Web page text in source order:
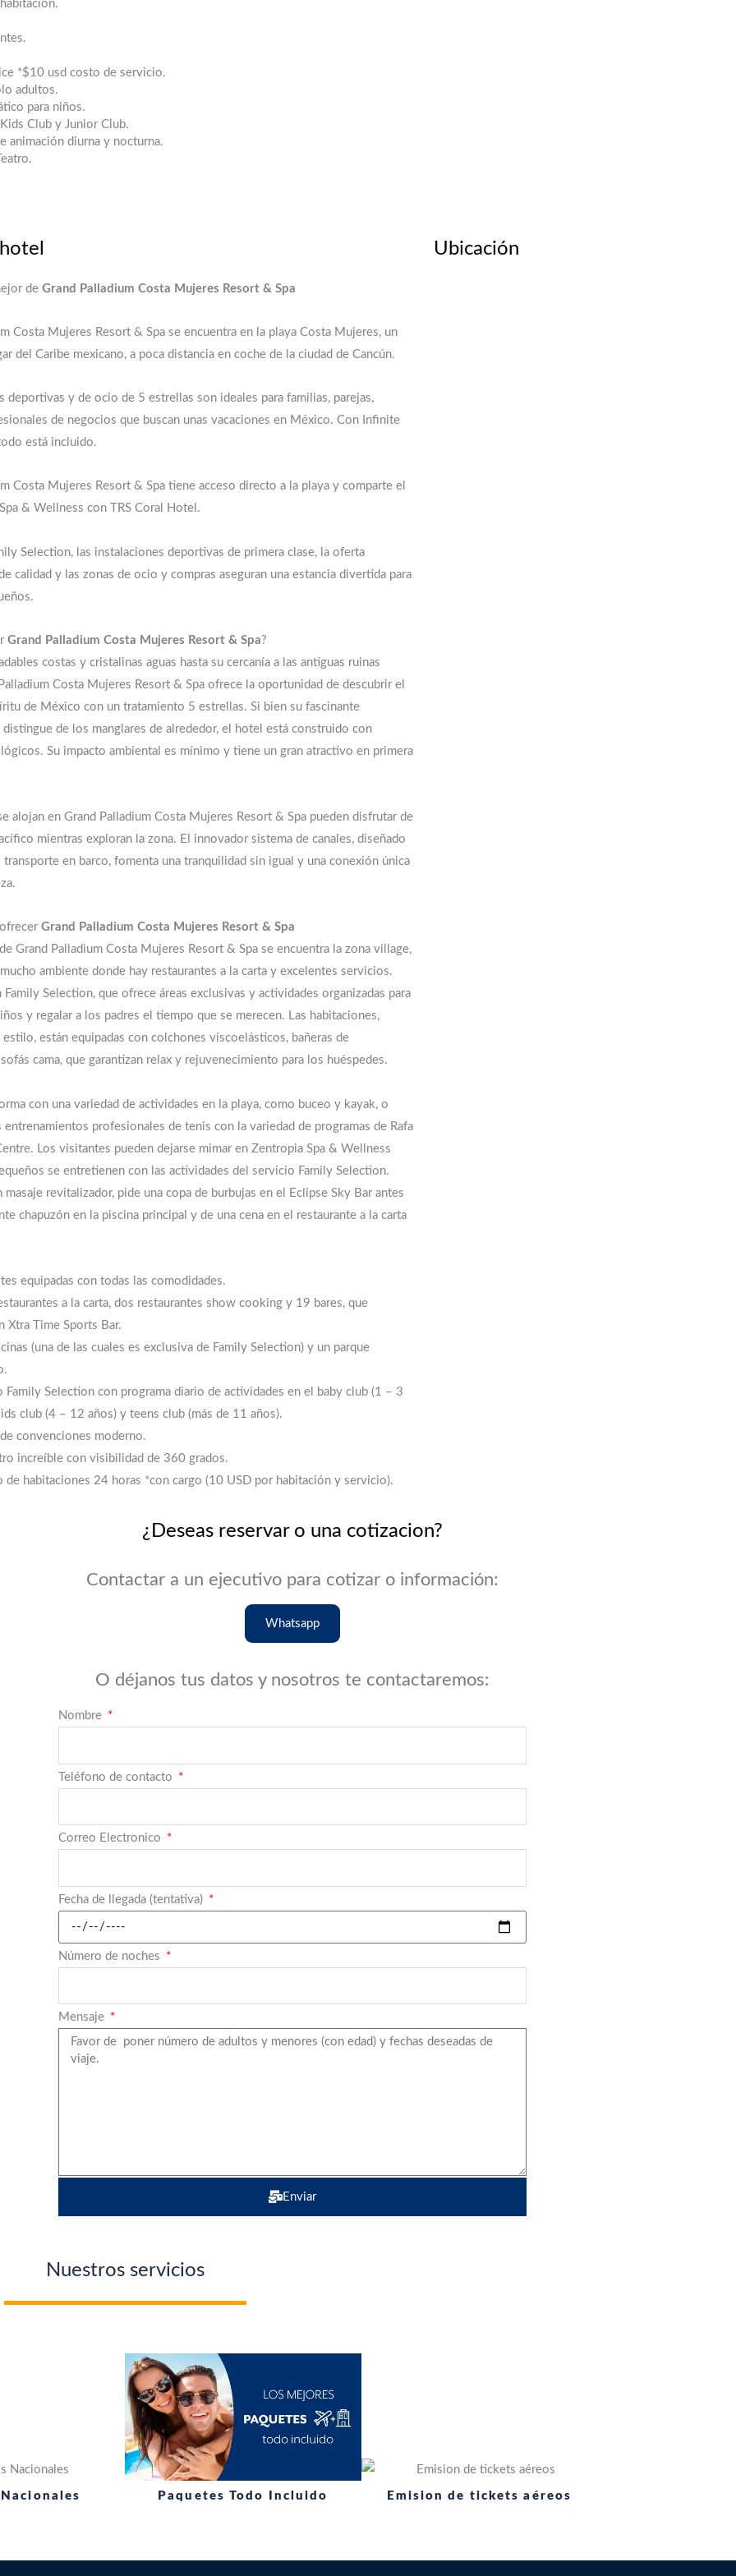
*$10 usd costo de servicio.
adultos.
para niños.
Club y Junior Club.
animación diurna y nocturna.
de Grand Palladium Costa Mujeres Resort & Spa
Costa Mujeres Resort & Spa se encuentra en la playa Costa Mujeres, un
del Caribe mexicano, a poca distancia en coche de la ciudad de Cancún.
deportivas y de ocio de 5 estrellas son ideales para familias, parejas,
de negocios que buscan unas vacaciones en México. Con Infinite
está incluido.
Costa Mujeres Resort & Spa tiene acceso directo a la playa y comparte el
& Wellness con TRS Coral Hotel.
Selection, las instalaciones deportivas de primera clase, la oferta
calidad y las zonas de ocio y compras aseguran una estancia divertida para
Grand Palladium Costa Mujeres Resort & Spa?
costas y cristalinas aguas hasta su cercanía a las antiguas ruinas
Costa Mujeres Resort & Spa ofrece la oportunidad de descubrir el
de México con un tratamiento 5 estrellas. Si bien su fascinante
de los manglares de alrededor, el hotel está construido con
Su impacto ambiental es mínimo y tiene un gran atractivo en primera
alojan en Grand Palladium Costa Mujeres Resort & Spa pueden disfrutar de
mientras exploran la zona. El innovador sistema de canales, diseñado
transporte en barco, fomenta una tranquilidad sin igual y una conexión única
Grand Palladium Costa Mujeres Resort & Spa
Grand Palladium Costa Mujeres Resort & Spa se encuentra la zona village,
ambiente donde hay restaurantes a la carta y excelentes servicios.
Family Selection, que ofrece áreas exclusivas y actividades organizadas para
y regalar a los padres el tiempo que se merecen. Las habitaciones,
estilo, están equipadas con colchones viscoelásticos, bañeras de
cama, que garantizan relax y rejuvenecimiento para los huéspedes.
con una variedad de actividades en la playa, como buceo y kayak, o
entrenamientos profesionales de tenis con la variedad de programas de Rafa
Los visitantes pueden dejarse mimar en Zentropia Spa & Wellness
se entretienen con las actividades del servicio Family Selection.
masaje revitalizador, pide una copa de burbujas en el Eclipse Sky Bar antes
chapuzón en la piscina principal y de una cena en el restaurante a la carta
equipadas con todas las comodidades.
a la carta, dos restaurantes show cooking y 19 bares, que
Xtra Time Sports Bar.
(una de las cuales es exclusiva de Family Selection) y un parque
Family Selection con programa diario de actividades en el baby club (1 – 3
club (4 – 12 años) y teens club (más de 11 años).
convenciones moderno.
increíble con visibilidad de 360 grados.
de habitaciones 24 horas *con cargo (10 USD por habitación y servicio).
Ubicación
¿Deseas reservar o una cotizacion?
Contactar a un ejecutivo para cotizar o información:
Whatsapp
O déjanos tus datos y nosotros te contactaremos:
Nombre
Teléfono de contacto
Correo Electronico
Fecha de llegada (tentativa)
Número de noches
Mensaje
Enviar
Nuestros servicios
Paquetes Todo Incluido Emision de tickets aéreos